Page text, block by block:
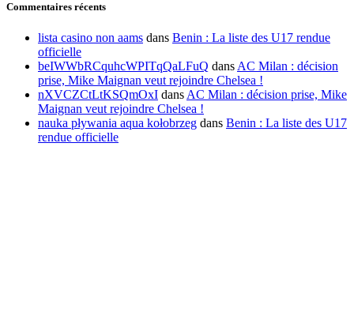
Commentaires récents
lista casino non aams dans Benin : La liste des U17 rendue
officielle
beIWWbRCquhcWPITqQaLFuQ dans AC Milan : décision
prise, Mike Maignan veut rejoindre Chelsea !
nXVCZCtLtKSQmOxI dans AC Milan : décision prise, Mike
Maignan veut rejoindre Chelsea !
nauka pływania aqua kołobrzeg dans Benin : La liste des U17
rendue officielle